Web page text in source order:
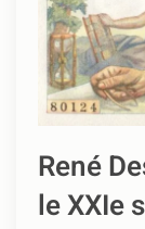
René
le XXIe